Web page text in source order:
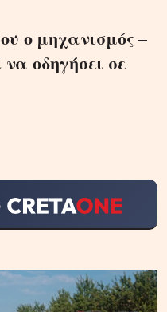
ο μηχανισμός –
οδηγήσει σε